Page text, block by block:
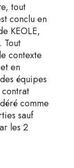
tout
conclu en
KEOLE,
Tout
contexte
en
équipes
contrat
comme
sauf
les 2